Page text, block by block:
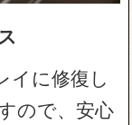
イに修復し
ので、安心